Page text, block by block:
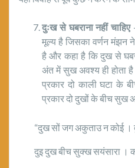
दुःख से घबराना नहीं चाहिए
मूल्य है जिसका वर्णन मंझन
है और कहा है कि दुख से
अंत में सुख अवश्य ही होता
प्रकार दो काली घटा के
प्रकार दो दुखों के बीच सुख
“दुख सों जग अकुताउ न कोई ।
दुइ दुख बीच सुक्ख सयंसारा ।